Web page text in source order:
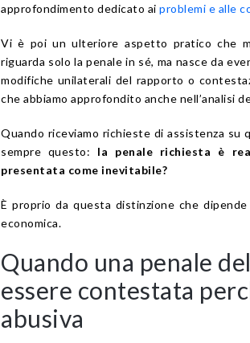
approfondimento dedicato ai problemi e alle
Vi è poi un ulteriore aspetto pratico che
riguarda solo la penale in sé, ma nasce da
modifiche unilaterali del rapporto o
che abbiamo approfondito anche nell’analisi
Quando riceviamo richieste di assistenza su
sempre questo: la penale richiesta è
presentata come inevitabile?
È proprio da questa distinzione che
economica.
Quando una penale
essere contestata
abusiva